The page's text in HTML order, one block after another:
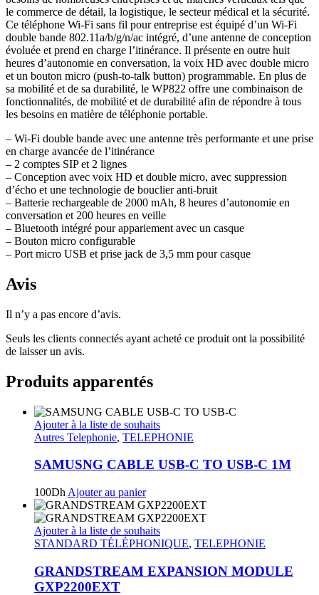
le commerce de détail, la logistique, le secteur médical et la sécurité.
Ce téléphone Wi-Fi sans fil pour entreprise est équipé d’un Wi-Fi
double bande 802.11a/b/g/n/ac intégré, d’une antenne de conception
évoluée et prend en charge l’itinérance. Il présente en outre huit
heures d’autonomie en conversation, la voix HD avec double micro
et un bouton micro (push-to-talk button) programmable. En plus de
sa mobilité et de sa durabilité, le WP822 offre une combinaison de
fonctionnalités, de mobilité et de durabilité afin de répondre à tous
les besoins en matière de téléphonie portable.
– Wi-Fi double bande avec une antenne très performante et une prise
en charge avancée de l’itinérance
– 2 comptes SIP et 2 lignes
– Conception avec voix HD et double micro, avec suppression
d’écho et une technologie de bouclier anti-bruit
– Batterie rechargeable de 2000 mAh, 8 heures d’autonomie en
conversation et 200 heures en veille
– Bluetooth intégré pour appariement avec un casque
– Bouton micro configurable
– Port micro USB et prise jack de 3,5 mm pour casque
Avis
Il n’y a pas encore d’avis.
Seuls les clients connectés ayant acheté ce produit ont la possibilité
de laisser un avis.
Produits apparentés
Ajouter à la liste de souhaits
Autres Telephonie, TELEPHONIE
SAMUSNG CABLE USB-C TO USB-C 1M
100Dh Ajouter au panier
Ajouter à la liste de souhaits
STANDARD TÉLÉPHONIQUE, TELEPHONIE
GRANDSTREAM EXPANSION MODULE
GXP2200EXT